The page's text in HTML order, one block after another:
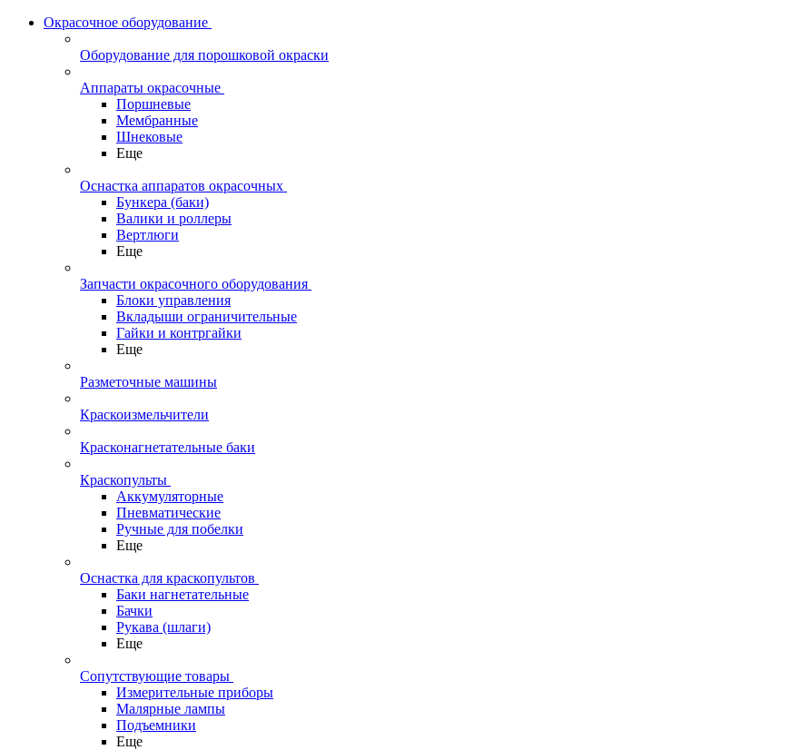
Окрасочное оборудование
Оборудование для порошковой окраски
Аппараты окрасочные
Поршневые
Мембранные
Шнековые
Еще
Оснастка аппаратов окрасочных
Бункера (баки)
Валики и роллеры
Вертлюги
Еще
Запчасти окрасочного оборудования
Блоки управления
Вкладыши ограничительные
Гайки и контргайки
Еще
Разметочные машины
Краскоизмельчители
Красконагнетательные баки
Краскопульты
Аккумуляторные
Пневматические
Ручные для побелки
Еще
Оснастка для краскопультов
Баки нагнетательные
Бачки
Рукава (шлаги)
Еще
Сопутствующие товары
Измерительные приборы
Малярные лампы
Подъемники
Еще